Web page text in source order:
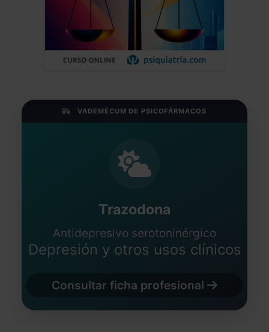
VADEMÉCUM DE PSICOFÁRMACOS
Trazodona
Antidepresivo serotoninérgico
Depresión y otros usos clínicos
Consultar ficha profesional